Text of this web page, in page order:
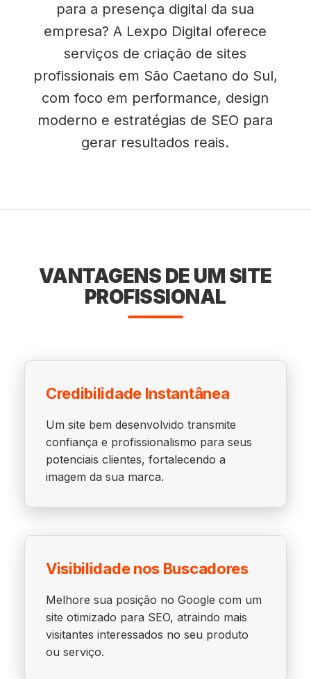
para a presença digital da sua
empresa? A Lexpo Digital oferece
serviços de criação de sites
profissionais em São Caetano do Sul,
com foco em performance, design
moderno e estratégias de SEO para
gerar resultados reais.
VANTAGENS DE UM SITE
PROFISSIONAL
Credibilidade Instantânea
Um site bem desenvolvido transmite
confiança e profissionalismo para seus
potenciais clientes, fortalecendo a
imagem da sua marca.
Visibilidade nos Buscadores
Melhore sua posição no Google com um
site otimizado para SEO, atraindo mais
visitantes interessados no seu produto
ou serviço.